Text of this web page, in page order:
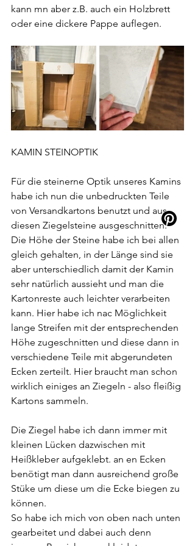
kann mn aber z.B. auch ein Holzbrett
oder eine dickere Pappe auflegen.
KAMIN STEINOPTIK
Für die steinerne Optik unseres Kamins
habe ich nun die unbedruckten Teile
von Versandkartons benutzt und aus
diesen Ziegelsteine ausgeschnitten.
Die Höhe der Steine habe ich bei allen
gleich gehalten, in der Länge sind sie
aber unterschiedlich damit der Kamin
sehr natürlich aussieht und man die
Kartonreste auch leichter verarbeiten
kann. Hier habe ich nac Möglichkeit
lange Streifen mit der entsprechenden
Höhe zugeschnitten und diese dann in
verschiedene Teile mit abgerundeten
Ecken zerteilt. Hier braucht man schon
wirklich einiges an Ziegeln - also fleißig
Kartons sammeln.
Die Ziegel habe ich dann immer mit
kleinen Lücken dazwischen mit
Heißkleber aufgeklebt. an en Ecken
benötigt man dann ausreichend große
Stüke um diese um die Ecke biegen zu
können.
So habe ich mich von oben nach unten
gearbeitet und dabei auch denn